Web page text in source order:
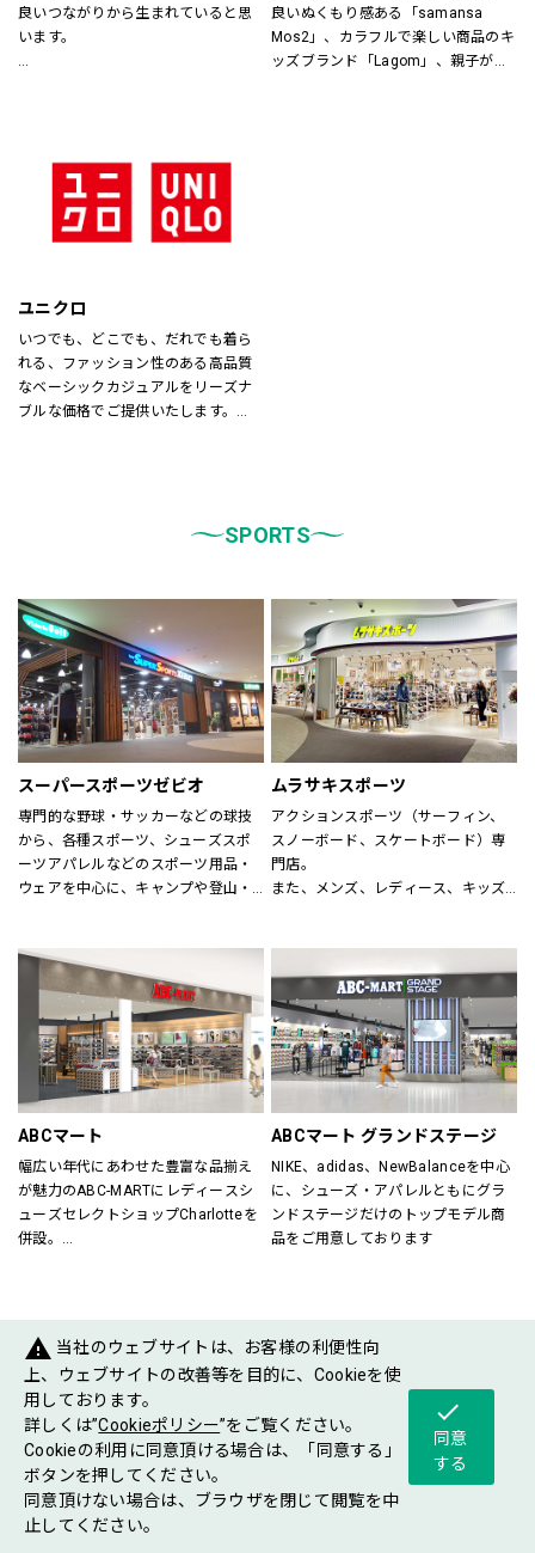
ショップ
案内
フロア
マップ
良いつながりから生まれていると思
います。
心地よさや好感を大切にした
“Good Feeling Wear”で
ともに生きよう
良いぬくもり感ある「samansa
Mos2」、カラフルで楽しい商品のキ
ッズブランド「Lagom」、親子が楽
ユニクロ
いつでも、どこでも、だれでも着ら
れる、ファッション性のある高品質
なベーシックカジュアルをリーズナ
ブルな価格でご提供いたします。
などをゾーンに分けて配置し、広
す。
どうぞご来店ください。
SPORTS
スーパースポーツゼビオ
専門的な野球・サッカーなどの球技
から、各種スポーツ、シューズスポ
ーツアパレルなどのスポーツ用品・
ウェアを中心に、キャンプや登山・
商品を揃えた大型総合スポーツ専門
スポーツナビゲーターを合言葉に、
すべてのスポーツを楽しむ方をサポ
ート！
スポーツに関する悩み事、困り事な
どぜひご相談下さい。
ご年配の方からお子様まで、安心し
プです。
Victoria Golf／029-868-7162
ムラサキスポーツ
アクションスポーツ（サーフィン、
スノーボード、スケートボード）専
門店。
また、メンズ、レディース、キッズ
ンドが揃います。
アクションスポーツスペシャリスト
が在籍していますので、ビギナーの
方からエキスパートの方までお任せ
下さい。
トも開催していますので是非ご来店
ABCマート
幅広い年代にあわせた豊富な品揃え
が魅力のABC-MARTにレディースシ
ューズセレクトショップCharlotteを
併設。
ABCマート グランドステージ
NIKE、adidas、NewBalanceを中心
に、シューズ・アパレルともにグラ
ンドステージだけのトップモデル商
品をご用意しております
FASHIONGOODS
warning 当社のウェブサイトは、お客様の利便性向
上、ウェブサイトの改善等を目的に、Cookieを使
用しております。
詳しくは”Cookieポリシー”をご覧ください。
Cookieの利用に同意頂ける場合は、「同意する」
ボタンを押してください。
同意頂けない場合は、ブラウザを閉じて閲覧を中
止してください。
check
同意
する